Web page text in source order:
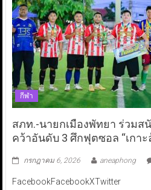
กีฬา
สภท.-นายกเมืองพัทยา ร่วมส
คว้าอันดับ 3 ศึกฟุตซอล “เกา
กรกฎาคม 6, 2026 aneaphong
FacebookFacebookXTwitter